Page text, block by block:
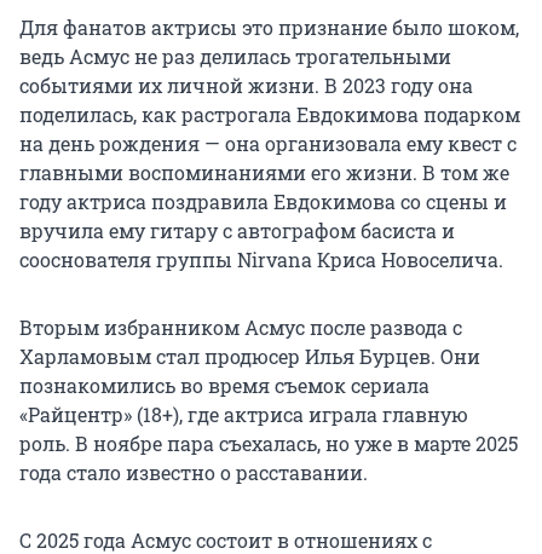
Для фанатов актрисы это признание было шоком,
ведь Асмус не раз делилась трогательными
событиями их личной жизни. В 2023 году она
поделилась, как растрогала Евдокимова подарком
на день рождения — она организовала ему квест с
главными воспоминаниями его жизни. В том же
году актриса поздравила Евдокимова со сцены и
вручила ему гитару с автографом басиста и
сооснователя группы Nirvana Криса Новоселича.
Вторым избранником Асмус после развода с
Харламовым стал продюсер Илья Бурцев. Они
познакомились во время съемок сериала
«Райцентр» (18+), где актриса играла главную
роль. В ноябре пара съехалась, но уже в марте 2025
года стало известно о расставании.
С 2025 года Асмус состоит в отношениях с